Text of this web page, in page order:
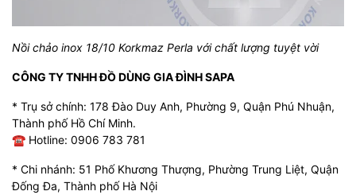
Nồi chảo inox 18/10 Korkmaz Perla với chất lượng tuyệt vời
CÔNG TY TNHH ĐỒ DÙNG GIA ĐÌNH SAPA
* Trụ sở chính: 178 Đào Duy Anh, Phường 9, Quận Phú Nhuận,
Thành phố Hồ Chí Minh.
☎ Hotline: 0906 783 781
* Chi nhánh: 51 Phố Khương Thượng, Phường Trung Liệt, Quận
Đống Đa, Thành phố Hà Nội